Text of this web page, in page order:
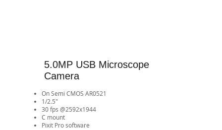
5.0MP USB Microscope
Camera
On Semi CMOS AR0521
1/2.5"
30 fps @2592x1944
​C mount​​​​
Pixit Pro software